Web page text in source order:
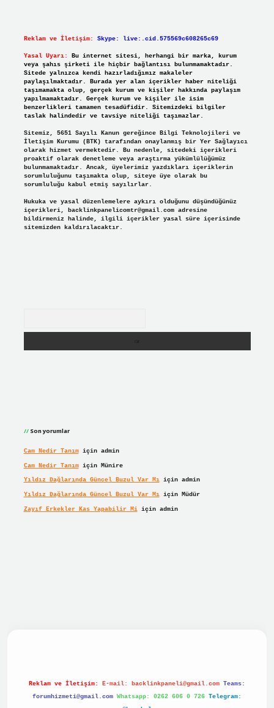
Reklam ve İletişim: Skype: live:.cid.575569c608265c69
Yasal Uyarı:
Bu internet sitesi, herhangi bir marka, kurum
veya şahıs şirketi ile hiçbir bağlantısı bulunmamaktadır.
Sitede yalnızca kendi hazırladığımız makaleler
paylaşılmaktadır. Burada yer alan içerikler haber niteliği
taşımamakta olup, gerçek kurum ve kişiler hakkında paylaşım
yapılmamaktadır. Gerçek kurum ve kişiler ile isim
benzerlikleri tamamen tesadüfidir. Sitemizdeki bilgiler
taslak halindedir ve tavsiye niteliği taşımazlar.
Sitemiz, 5651 Sayılı Kanun gereğince Bilgi Teknolojileri ve
İletişim Kurumu (BTK) tarafından onaylanmış bir Yer Sağlayıcı
olarak hizmet vermektedir. Bu nedenle, sitedeki içerikleri
proaktif olarak denetleme veya araştırma yükümlülüğümüz
bulunmamaktadır. Ancak, üyelerimiz yazdıkları içeriklerin
sorumluluğunu taşımakta olup, siteye üye olarak bu
sorumluluğu kabul etmiş sayılırlar.
Hukuka ve yasal düzenlemelere aykırı olduğunu düşündüğünüz
içerikleri, backlinkpanelicomtr@gmail.comadresine
bildirmeniz halinde, ilgili içerikler yasal süre içerisinde
sitemizden kaldırılacaktır.
Son yorumlar
Cam Nedir Tanımiçin admin
Cam Nedir Tanımiçin Münire
Yıldız Dağlarında Güncel Buzul Var Mıiçin admin
Yıldız Dağlarında Güncel Buzul Var Mıiçin Müdür
Zayıf Erkekler Kas Yapabilir Miiçin admin
Reklam ve İletişim: E-mail: backlinkpaneli@gmail.com Teams:
forumhizmeti@gmail.com Whatsapp: 0262 606 0 726 Telegram: